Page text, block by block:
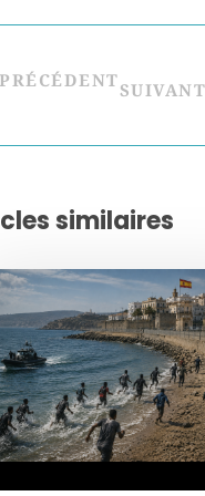
PRÉCÉDENTSUIVANT
similaires